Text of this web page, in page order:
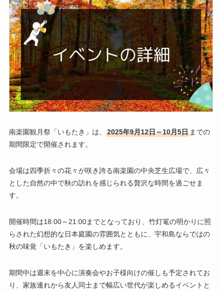
南楽園観月祭「いもたき」は、 2025年9月12日～10月5日までの
期間限定で開催されます。
会場は四季折々の花々が咲き誇る南楽園の中央芝生広場で、広々
とした自然の中で秋の訪れを感じられる贅沢な時間を過ごせま
す。
開催時間は18:00～21:00までとなっており、竹灯篭の明かりに照
らされた幻想的な日本庭園の雰囲気とともに、宇和島ならではの
秋の味覚「いもたき」を楽しめます。
期間中は週末を中心に演奏会やお子様向けの催しも予定されてお
り、家族連れから友人同士まで幅広い世代が楽しめるイベントと